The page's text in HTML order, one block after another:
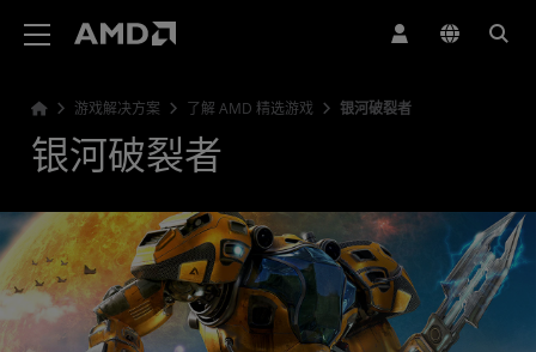
游戏解决方案 了解 AMD 精选游戏 银河破裂者
银河破裂者